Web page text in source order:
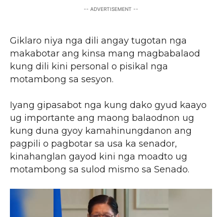
-- ADVERTISEMENT --
Giklaro niya nga dili angay tugotan nga
makabotar ang kinsa mang magbabalaod
kung dili kini personal o pisikal nga
motambong sa sesyon.
Iyang gipasabot nga kung dako gyud kaayo
ug importante ang maong balaodnon ug
kung duna gyoy kamahinungdanon ang
pagpili o pagbotar sa usa ka senador,
kinahanglan gayod kini nga moadto ug
motambong sa sulod mismo sa Senado.